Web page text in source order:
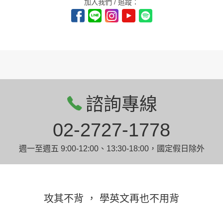
加入我們 / 追蹤：
諮詢專線
02-2727-1778
週一至週五 9:00-12:00、13:30-18:00，國定假日除外
攻其不背 ， 學英文再也不用背